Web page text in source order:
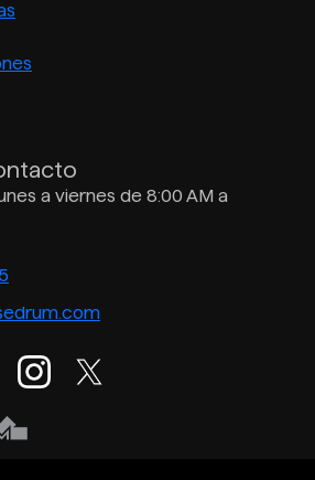
a viernes de 8:00 AM a